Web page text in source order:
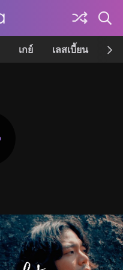
เกย์ เลสเบี้ยน เค